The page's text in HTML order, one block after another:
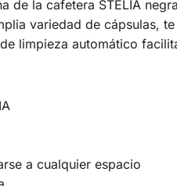
de la cafetera STELIA
variedad de cápsulas,
limpieza automático
a cualquier espacio